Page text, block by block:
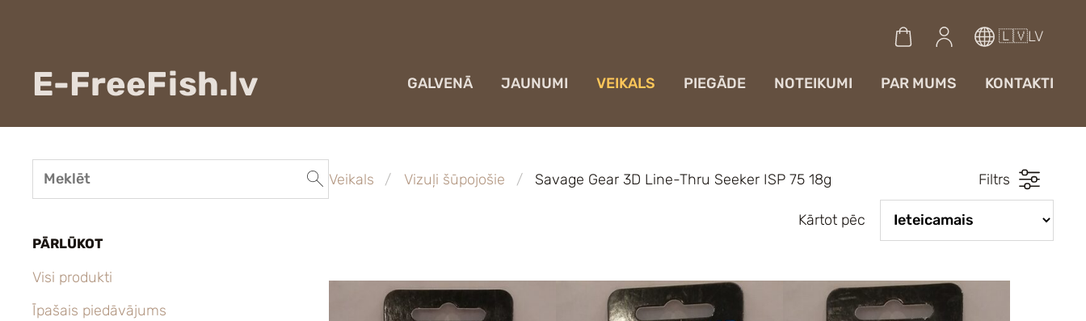
E-FreeFish.lv GALVENĀ JAUNUMI VEIKALS PIEGĀDE NOTEIKUMI PAR MUMS KONTAKTI
🇱🇻LV
PĀRLŪKOT
Visi produkti
Īpašais piedāvājums
Veikals Vizuļi šūpojošie Savage Gear 3D Line-Thru Seeker ISP 75 18g Filtrs
Kārtot pēc